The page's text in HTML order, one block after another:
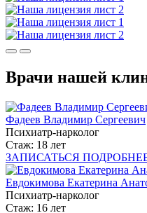
Врачи нашей
Фадеев Владимир Сергеевич
Психиатр-нарколог
Стаж: 18 лет
ЗАПИСАТЬСЯ
Евдокимова Екатерина
Психиатр-нарколог
Стаж: 16 лет